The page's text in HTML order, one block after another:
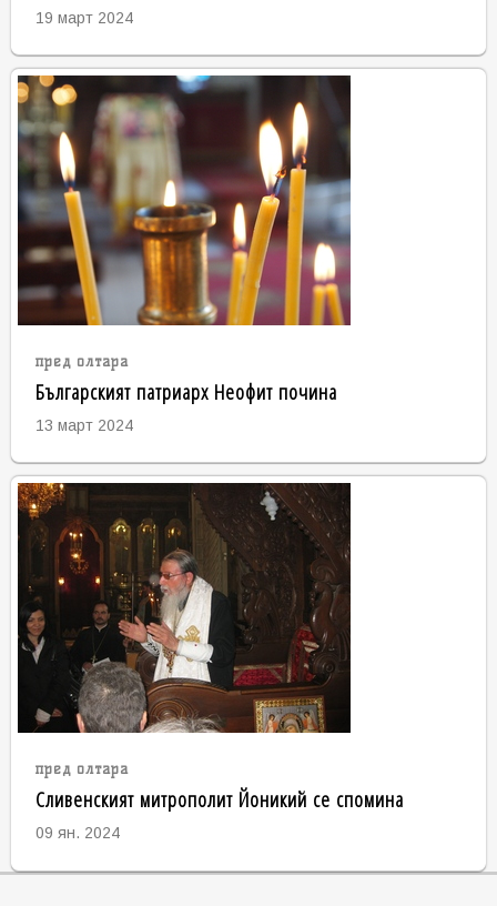
19 март 2024
пред олтара
Българският патриарх Неофит почина
13 март 2024
пред олтара
Сливенският митрополит Йоникий се спомина
09 ян. 2024